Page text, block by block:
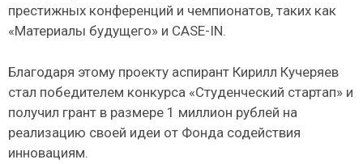
престижных конференций и чемпионатов, таких как
«Материалы будущего» и CASE-IN.
Благодаря этому проекту аспирант Кирилл Кучеряев
стал победителем конкурса «Студенческий стартап» и
получил грант в размере 1 миллион рублей на
реализацию своей идеи от Фонда содействия
инновациям.